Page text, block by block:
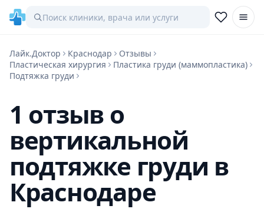
Лайк.Доктор Краснодар
Отзывы
Пластическая хирургия
Пластика груди (маммопластика)
Подтяжка груди
1 отзыв о
вертикальной
подтяжке груди в
Краснодаре